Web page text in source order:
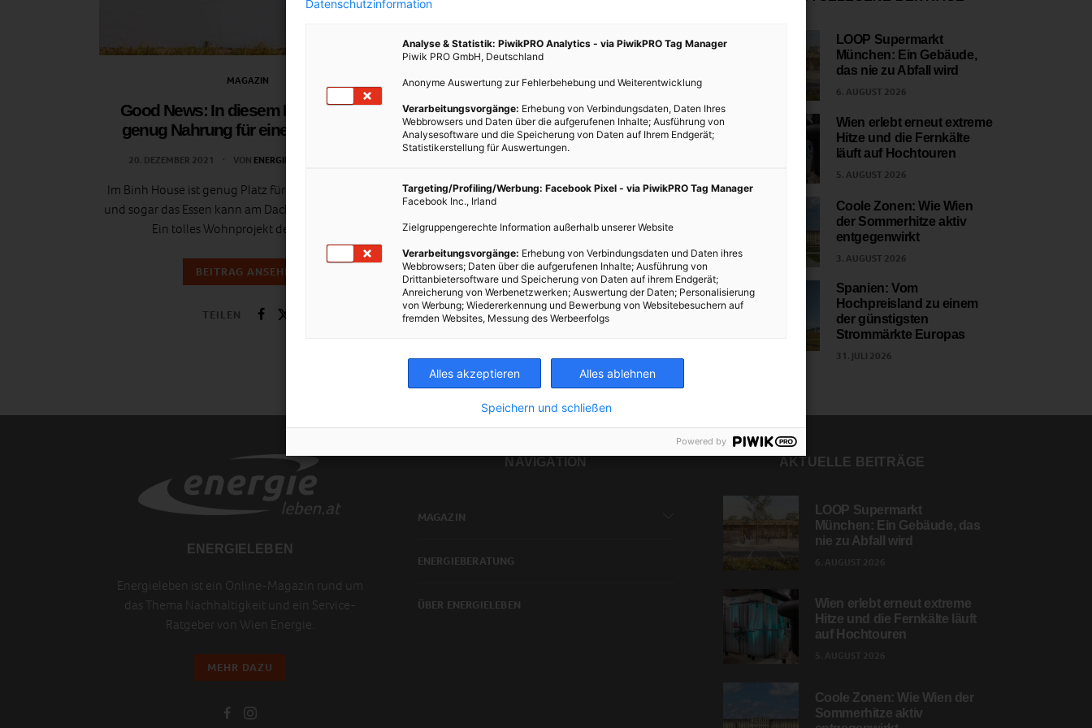
MAGAZIN
Good News: In diesem Haus wächst
genug Nahrung für eine Großfamilie
20. DEZEMBER 2021 VON ENERGIELEBEN REDAKTION
Im Binh House ist genug Platz für drei Generationen,
und sogar das Essen kann am Dach angebaut werden.
Ein tolles Wohnprojekt der Zukunft!
BEITRAG ANSEHEN
TEILEN
LOOP Supermarkt
München: Ein Gebäude,
das nie zu Abfall wird
6. AUGUST 2026
Wien erlebt erneut extreme
Hitze und die Fernkälte
läuft auf Hochtouren
5. AUGUST 2026
Coole Zonen: Wie Wien
der Sommerhitze aktiv
entgegenwirkt
3. AUGUST 2026
Spanien: Vom
Hochpreisland zu einem
der günstigsten
Strommärkte Europas
31. JULI 2026
ENERGIELEBEN
Energieleben ist ein Online-Magazin rund um
das Thema Nachhaltigkeit und ein Service-
Ratgeber von Wien Energie.
MEHR DAZU
NAVIGATION
MAGAZIN
ENERGIEBERATUNG
ÜBER ENERGIELEBEN
AKTUELLE BEITRÄGE
LOOP Supermarkt
München: Ein Gebäude, das
nie zu Abfall wird
Wien erlebt erneut extreme
Hitze und die Fernkälte läuft
auf Hochtouren
Coole Zonen: Wie Wien der
Sommerhitze aktiv
Datenschutzinformation
Analyse & Statistik: PiwikPRO Analytics - via PiwikPRO Tag Manager
Piwik PRO GmbH, Deutschland
Anonyme Auswertung zur Fehlerbehebung und Weiterentwicklung
Verarbeitungsvorgänge: Erhebung von Verbindungsdaten, Daten Ihres
Webbrowsers und Daten über die aufgerufenen Inhalte; Ausführung von
Analysesoftware und die Speicherung von Daten auf Ihrem Endgerät;
Statistikerstellung für Auswertungen.
Targeting/Profiling/Werbung: Facebook Pixel - via PiwikPRO Tag Manager
Facebook Inc., Irland
Zielgruppengerechte Information außerhalb unserer Website
Verarbeitungsvorgänge: Erhebung von Verbindungsdaten und Daten ihres
Webbrowsers; Daten über die aufgerufenen Inhalte; Ausführung von
Drittanbietersoftware und Speicherung von Daten auf ihrem Endgerät;
Anreicherung von Werbenetzwerken; Auswertung der Daten; Personalisierung
von Werbung; Wiedererkennung und Bewerbung von Websitebesuchern auf
fremden Websites, Messung des Werbeerfolgs
Alles akzeptieren Alles ablehnen
Speichern und schließen
Powered by